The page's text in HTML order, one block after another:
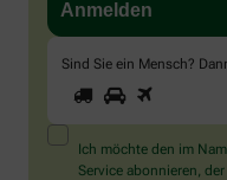
Sind Sie ein Mensch?
Sind
Sie
ein
Mensch?
Dann
1 2
Ich möchte den im
Service abonnieren,